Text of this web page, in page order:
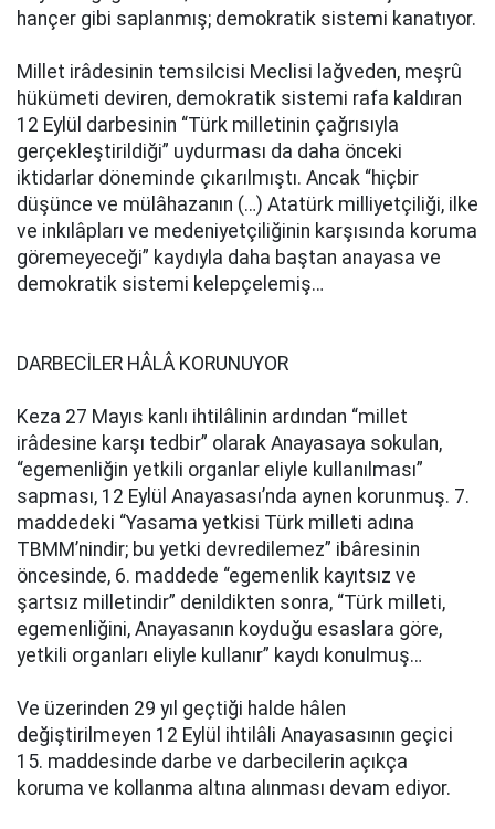
hançer gibi saplanmış; demokratik sistemi kanatıyor.
Millet irâdesinin temsilcisi Meclisi lağveden, meşrû
hükümeti deviren, demokratik sistemi rafa kaldıran
12 Eylül darbesinin “Türk milletinin çağrısıyla
gerçekleştirildiği” uydurması da daha önceki
iktidarlar döneminde çıkarılmıştı. Ancak “hiçbir
düşünce ve mülâhazanın (…) Atatürk milliyetçiliği, ilke
ve inkılâpları ve medeniyetçiliğinin karşısında koruma
göremeyeceği” kaydıyla daha baştan anayasa ve
demokratik sistemi kelepçelemiş…
DARBECİLER HÂLÂ KORUNUYOR
Keza 27 Mayıs kanlı ihtilâlinin ardından “millet
irâdesine karşı tedbir” olarak Anayasaya sokulan,
“egemenliğin yetkili organlar eliyle kullanılması”
sapması, 12 Eylül Anayasası’nda aynen korunmuş. 7.
maddedeki “Yasama yetkisi Türk milleti adına
TBMM’nindir; bu yetki devredilemez” ibâresinin
öncesinde, 6. maddede “egemenlik kayıtsız ve
şartsız milletindir” denildikten sonra, “Türk milleti,
egemenliğini, Anayasanın koyduğu esaslara göre,
yetkili organları eliyle kullanır” kaydı konulmuş…
Ve üzerinden 29 yıl geçtiği halde hâlen
değiştirilmeyen 12 Eylül ihtilâli Anayasasının geçici
15. maddesinde darbe ve darbecilerin açıkça
koruma ve kollanma altına alınması devam ediyor.